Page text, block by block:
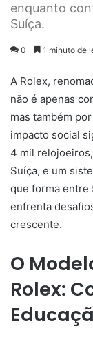
enquanto
Suíça.
0 1 minuto de
A Rolex,
não é apenas
mas também
impacto social
4 mil
Suíça, e um
que forma entre
enfrenta
crescente.
O
Rolex: